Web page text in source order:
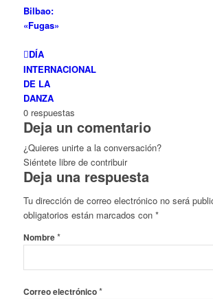
Bilbao:
«Fugas»
DÍA
INTERNACIONAL
DE LA
DANZA
0 respuestas
Deja un comentario
¿Quieres unirte a la conversación?
Siéntete libre de contribuir
Deja una respuesta
Tu dirección de correo electrónico no será
obligatorios están marcados con *
Nombre*
Correo electrónico*